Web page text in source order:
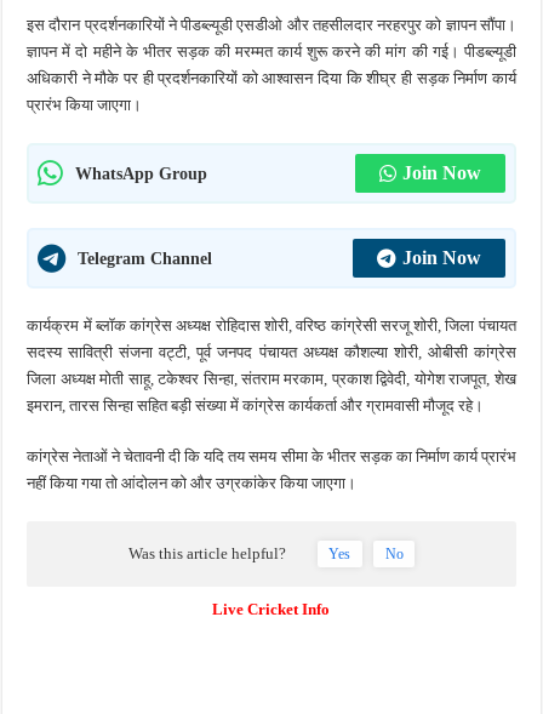
इस दौरान प्रदर्शनकारियों ने पीडब्ल्यूडी एसडीओ और तहसीलदार नरहरपुर को ज्ञापन सौंपा।
ज्ञापन में दो महीने के भीतर सड़क की मरम्मत कार्य शुरू करने की मांग की गई। पीडब्ल्यूडी
अधिकारी ने मौके पर ही प्रदर्शनकारियों को आश्वासन दिया कि शीघ्र ही सड़क निर्माण कार्य
प्रारंभ किया जाएगा।
WhatsApp Group Join Now
Telegram Channel Join Now
कार्यक्रम में ब्लॉक कांग्रेस अध्यक्ष रोहिदास शोरी, वरिष्ठ कांग्रेसी सरजू शोरी, जिला पंचायत
सदस्य सावित्री संजना वट्टी, पूर्व जनपद पंचायत अध्यक्ष कौशल्या शोरी, ओबीसी कांग्रेस
जिला अध्यक्ष मोती साहू, टकेश्वर सिन्हा, संतराम मरकाम, प्रकाश द्विवेदी, योगेश राजपूत, शेख
इमरान, तारस सिन्हा सहित बड़ी संख्या में कांग्रेस कार्यकर्ता और ग्रामवासी मौजूद रहे।
कांग्रेस नेताओं ने चेतावनी दी कि यदि तय समय सीमा के भीतर सड़क का निर्माण कार्य प्रारंभ
नहीं किया गया तो आंदोलन को और उग्रकांकेर किया जाएगा।
Was this article helpful? Yes No
Live Cricket Info